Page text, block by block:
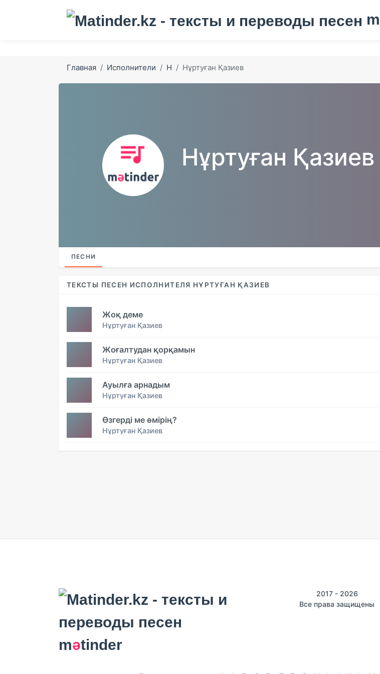
m
Главная Исполнители Н Нұртуған Қазиев
Нұртуған Қазиев
ПЕСНИ
ТЕКСТЫ ПЕСЕН ИСПОЛНИТЕЛЯ НҰРТУҒАН ҚАЗИЕВ
Жоқ деме
Нұртуған Қазиев
Жоғалтудан қорқамын
Нұртуған Қазиев
Ауылға арнадым
Нұртуған Қазиев
Өзгерді ме өмірің?
Нұртуған Қазиев
mәtinder
2017 - 2026
Все права защищены